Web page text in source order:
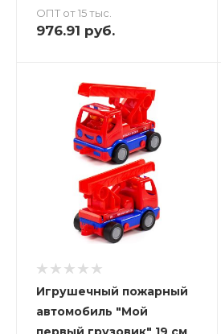
ОПТ от 15 тыс.
976.91 руб.
Игрушечный пожарный
автомобиль "Мой